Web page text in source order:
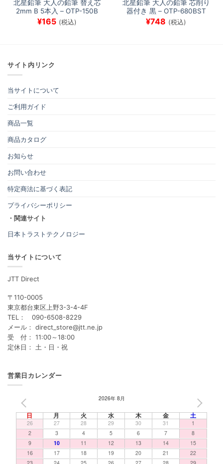
北星鉛筆 大人の鉛筆 替え芯
2mm B 5本入 – OTP-150B
¥165 (税込)
北星鉛筆 大人の鉛筆 芯削り
器付き 黒 – OTP-680BST
¥748 (税込)
サイト内リンク
当サイトについて
ご利用ガイド
商品一覧
商品カタログ
お知らせ
お問い合わせ
特定商法に基づく表記
プライバシーポリシー
・関連サイト
日本トラストテクノロジー
当サイトについて
JTT Direct
〒110-0005
東京都台東区上野3-3-4-4F
TEL： 090-6508-8229
メール： direct_store@jtt.ne.jp
受 付： 11:00～18:00
定休日： 土・日・祝
営業日カレンダー
2026年 8月
日 月 火 水 木 金 土
26 27 28 29 30 31
1
2
3 4 5 6 7
8
9
10 11 12 13 14
15
16
17 18 19 20 21
22